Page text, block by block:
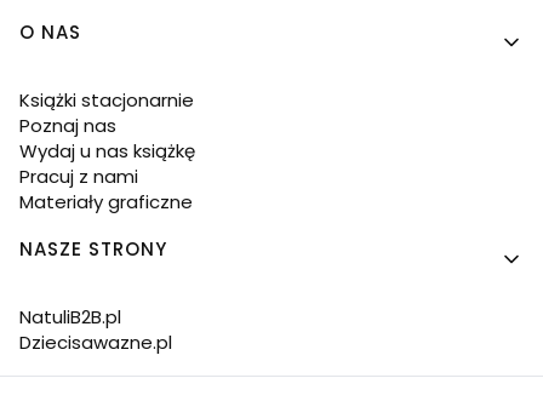
O NAS
Książki stacjonarnie
Poznaj nas
Wydaj u nas książkę
Pracuj z nami
Materiały graficzne
NASZE STRONY
NatuliB2B.pl
Dziecisawazne.pl